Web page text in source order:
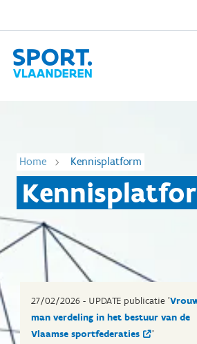
Home Kennisplatform
27/02/2026 - UPDATE publicatie '
man verdeling in het bestuur van de
Vlaamse sportfederaties
'